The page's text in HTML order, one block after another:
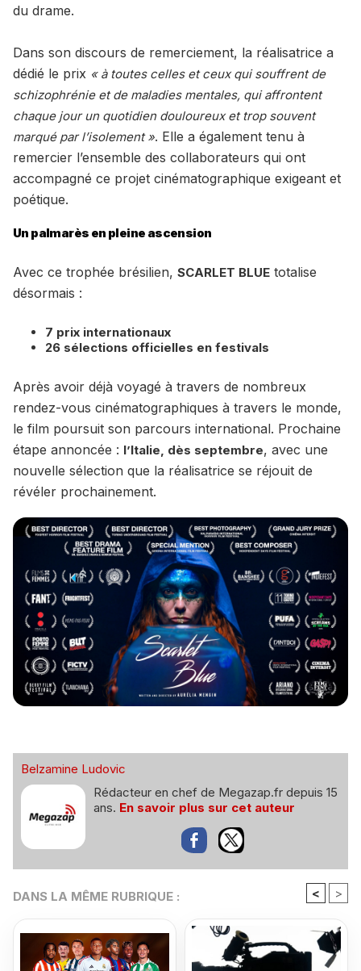
du drame.
Dans son discours de remerciement, la réalisatrice a
dédié le prix « à toutes celles et ceux qui souffrent de
schizophrénie et de maladies mentales, qui affrontent
chaque jour un quotidien douloureux et trop souvent
marqué par l’isolement ». Elle a également tenu à
remercier l’ensemble des collaborateurs qui ont
accompagné ce projet cinématographique exigeant et
poétique.
Un palmarès en pleine ascension
Avec ce trophée brésilien, SCARLET BLUE totalise
désormais :
7 prix internationaux
26 sélections officielles en festivals
Après avoir déjà voyagé à travers de nombreux
rendez-vous cinématographiques à travers le monde,
le film poursuit son parcours international. Prochaine
étape annoncée : l’Italie, dès septembre, avec une
nouvelle sélection que la réalisatrice se réjouit de
révéler prochainement.
Belzamine Ludovic
Rédacteur en chef de Megazap.fr depuis 15
ans. En savoir plus sur cet auteur
DANS LA MÊME RUBRIQUE : < >